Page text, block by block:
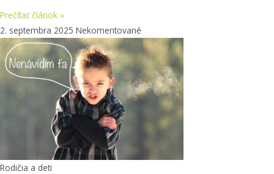
Prečítať článok »
2. septembra 2025 Nekomentované
Rodičia a deti